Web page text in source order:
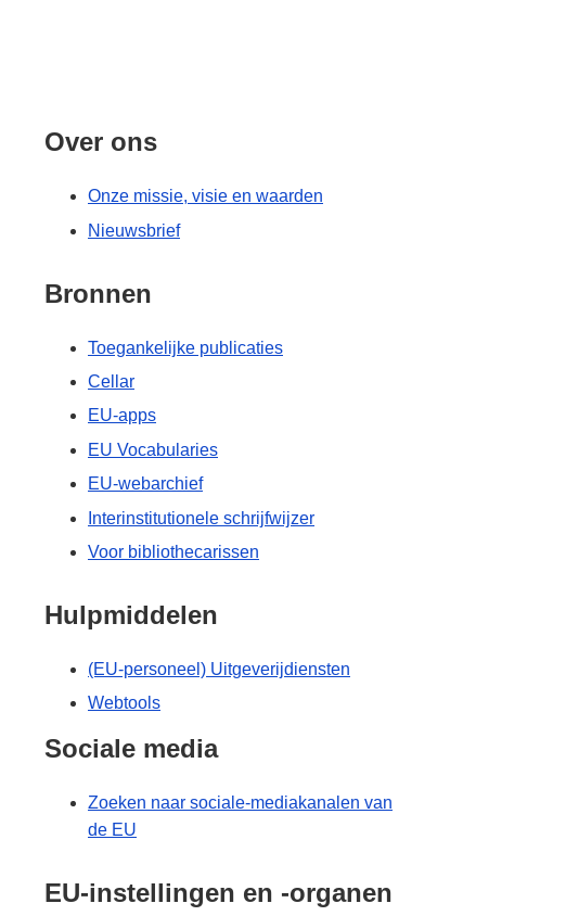
Over ons
Onze missie, visie en waarden
Nieuwsbrief
Bronnen
Toegankelijke publicaties
Cellar
EU-apps
EU Vocabularies
EU-webarchief
Interinstitutionele schrijfwijzer
Voor bibliothecarissen
Hulpmiddelen
(EU-personeel) Uitgeverijdiensten
Webtools
Sociale media
Zoeken naar sociale-mediakanalen van
de EU
EU-instellingen en -organen